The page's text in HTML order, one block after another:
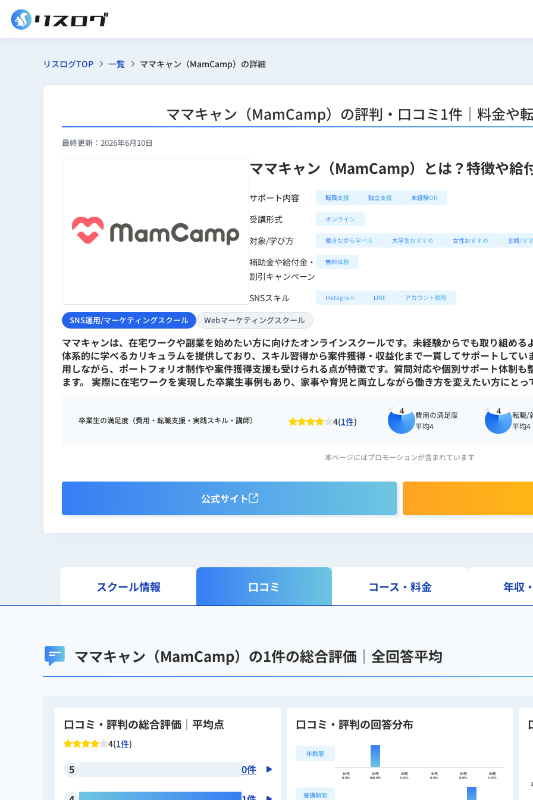
リスログTOP 一覧 ママキャン（MamCamp）の詳細
ママキャン（MamCamp）の評判・口コミ1件｜料金や
最終更新：2026年6月10日
ママキャン（MamCamp）とは？特徴や給
サポート内容 転職支援 独立支援 未経験OK
受講形式 オンライン
対象/学び方 働きながら学べる 大学生おすすめ 女性おすすめ 主婦/マ
補助金や給付金・
割引キャンペーン
無料体験
SNSスキル Instagram LINE アカウント戦略
SNS運用/マーケティングスクール Webマーケティングスクール
ママキャンは、在宅ワークや副業を始めたい方に向けたオンラインスクールです。未経験からでも取り組め
体系的に学べるカリキュラムを提供しており、スキル習得から案件獲得・収益化まで一貫してサポートして
用しながら、ポートフォリオ制作や案件獲得支援も受けられる点が特徴です。質問対応や個別サポート体制
ます。 実際に在宅ワークを実現した卒業生事例もあり、家事や育児と両立しながら働き方を変えたい方にと
卒業生の満足度（費用・転職支援・実践スキル・講師） 4(1件)
4
費用の満足度
平均4
4
転職/
平均4
本ページにはプロモーションが含まれています
公式サイト
スクール情報 口コミ コース・料金 年収
ママキャン（MamCamp）の1件の総合評価｜全回答平均
口コミ・評判の総合評価｜平均点
4(1件)
5 0件
口コミ・評判の回答分布
年齢層
10代
0.0%
20代
100.0%
30代
0.0%
40代
0.0%
50代
0.0%
60代
0.0%
受講期間